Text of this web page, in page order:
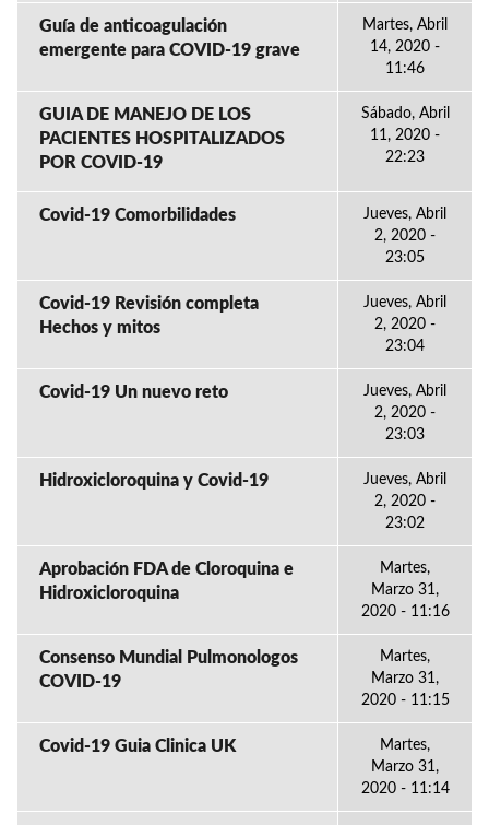
Guía de anticoagulación
emergente para COVID-19 grave
Martes, Abril
14, 2020 -
11:46
GUIA DE MANEJO DE LOS
PACIENTES HOSPITALIZADOS
POR COVID-19
Sábado, Abril
11, 2020 -
22:23
Covid-19 Comorbilidades
Jueves, Abril
2, 2020 -
23:05
Covid-19 Revisión completa
Hechos y mitos
Jueves, Abril
2, 2020 -
23:04
Covid-19 Un nuevo reto
Jueves, Abril
2, 2020 -
23:03
Hidroxicloroquina y Covid-19
Jueves, Abril
2, 2020 -
23:02
Aprobación FDA de Cloroquina e
Hidroxicloroquina
Martes,
Marzo 31,
2020 - 11:16
Consenso Mundial Pulmonologos
COVID-19
Martes,
Marzo 31,
2020 - 11:15
Covid-19 Guia Clinica UK
Martes,
Marzo 31,
2020 - 11:14